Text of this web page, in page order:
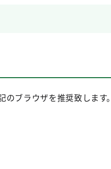
のブラウザを推奨致します